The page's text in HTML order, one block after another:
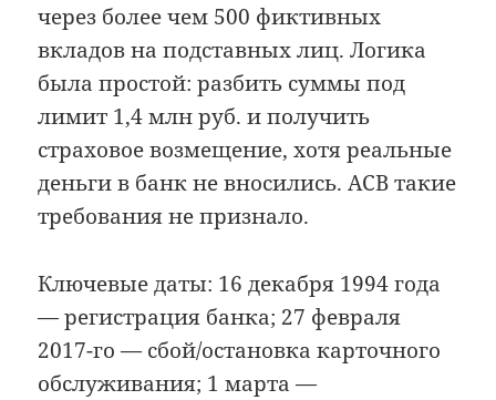
через более чем 500 фиктивных
вкладов на подставных лиц. Логика
была простой: разбить суммы под
лимит 1,4 млн руб. и получить
страховое возмещение, хотя реальные
деньги в банк не вносились. АСВ такие
требования не признало.
Ключевые даты: 16 декабря 1994 года
— регистрация банка; 27 февраля
2017-го — сбой/остановка карточного
обслуживания; 1 марта —